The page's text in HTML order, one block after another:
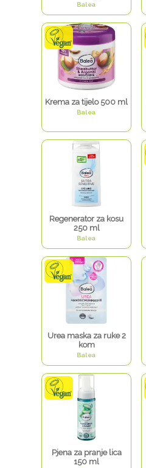
Balea
Krema za tijelo 500 ml
Balea
Regenerator za kosu
250 ml
Balea
Urea maska za ruke 2
kom
Balea
Pjena za pranje lica
150 ml